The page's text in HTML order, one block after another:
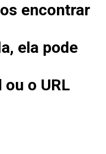
encontrar
ela pode
o URL